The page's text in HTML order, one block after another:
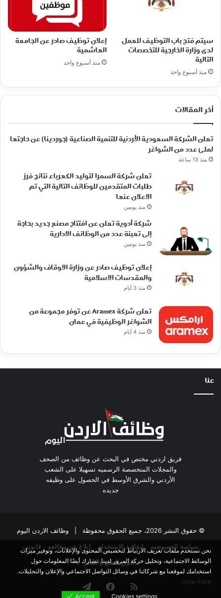
سيتم فتح باب التوظيف للعمل
لدى وزارة الخارجية للتخصصات
التالية
منذ أسبوع واحد
إعلان توظيف صادر عن الجامعة
الهاشمية
منذ أسبوع واحد
أخر المقالات
تعلن الشركة السعودية الأردنية للتنمية الصناعية (جوردينا) عن حاجتها
لملئ عدد من الشواغر
منذ 13 ساعة
تعلن شركة السمرا لتوليد الكهرباء نتائج فرز
طلبات المتقدمين للوظائف التالية التي تم
الاعلان عنها
منذ يومين
شركة أدوية تعلن عن افتتاح مصنع جديد بحاجة
إلى تعبئة عدد من الوظائف الادارية
منذ يومين
إعلان توظيف صادر عن وزارة الاوقاف والشؤون
والمقدسات الاسلامية
منذ 3 أيام
تعلن شركة Aramex عن توفر مجموعة من
الشواغر الوظيفية في عمان
منذ 4 أيام
عنا
فريق اردني مختص في البحث عن وظائف من الصحف
والمجلات المتخصصة الرسميه تسهيلا على الشعب
الأردني والشرق الأوسط في الحصول على وظيفه
جديده
© حقوق النشر 2026، جميع الحقوق محفوظة |
وظائف الاردن اليوم
سياسة الخصوصيه
اتفاقية الاستخدام ابلاغ عن مخالفه
قانوني
حقوق الطبع والنشر
ملخصفيسبوكتيلقرام
نحن نستخدم ملفات تعريف الارتباط لتخصيص المحتوى والإعلانات، وتوفير ميزات
الوسائط الاجتماعية، وتحليل حركة المرور لدينا. نشارك أيضًا المعلومات حول
استخدامك لموقعنا مع شركائنا في وسائل التواصل الاجتماعي والإعلان والتحليلات.
View more
Cookies settings
Accept